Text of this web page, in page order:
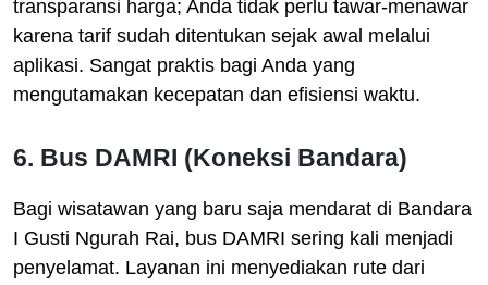
transparansi harga; Anda tidak perlu tawar-menawar
karena tarif sudah ditentukan sejak awal melalui
aplikasi. Sangat praktis bagi Anda yang
mengutamakan kecepatan dan efisiensi waktu.
6. Bus DAMRI (Koneksi Bandara)
Bagi wisatawan yang baru saja mendarat di Bandara
I Gusti Ngurah Rai, bus DAMRI sering kali menjadi
penyelamat. Layanan ini menyediakan rute dari